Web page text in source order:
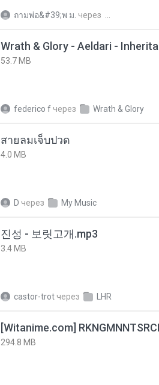
ถามพ่อ&#39;พ ม. через
53.7 MB
federico f через Wrath & Glory
สายลมเจ็บปวด
4.0 MB
D через My Music
진성 - 보릿고개.mp3
3.4 MB
castor-trot через LHR
294.8 MB